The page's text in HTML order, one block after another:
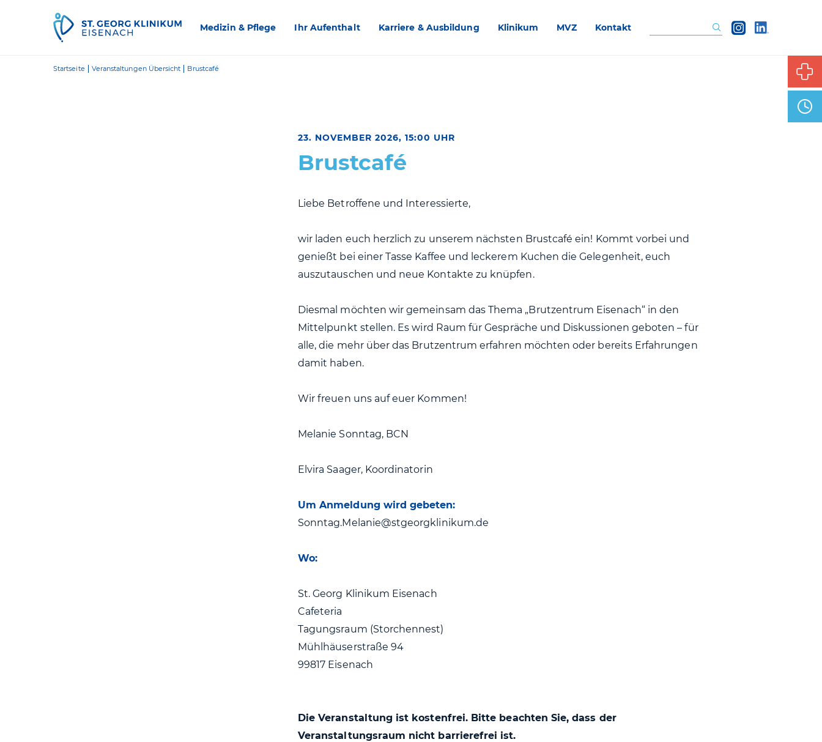
Medizin & Pflege Ihr Aufenthalt Karriere & Ausbildung Klinikum MVZ Kontakt
Startseite Veranstaltungen Übersicht Brustcafé
23. NOVEMBER 2026, 15:00 UHR
Brustcafé
Liebe Betroffene und Interessierte,
wir laden euch herzlich zu unserem nächsten Brustcafé ein! Kommt vorbei und
genießt bei einer Tasse Kaffee und leckerem Kuchen die Gelegenheit, euch
auszutauschen und neue Kontakte zu knüpfen.
Diesmal möchten wir gemeinsam das Thema „Brutzentrum Eisenach“ in den
Mittelpunkt stellen. Es wird Raum für Gespräche und Diskussionen geboten – für
alle, die mehr über das Brutzentrum erfahren möchten oder bereits Erfahrungen
damit haben.
Wir freuen uns auf euer Kommen!
Melanie Sonntag, BCN
Elvira Saager, Koordinatorin
Um Anmeldung wird gebeten:
Sonntag.Melanie@stgeorgklinikum.de
Wo:
St. Georg Klinikum Eisenach
Cafeteria
Tagungsraum (Storchennest)
Mühlhäuserstraße 94
99817 Eisenach
Die Veranstaltung ist kostenfrei. Bitte beachten Sie, dass der
Veranstaltungsraum nicht barrierefrei ist.